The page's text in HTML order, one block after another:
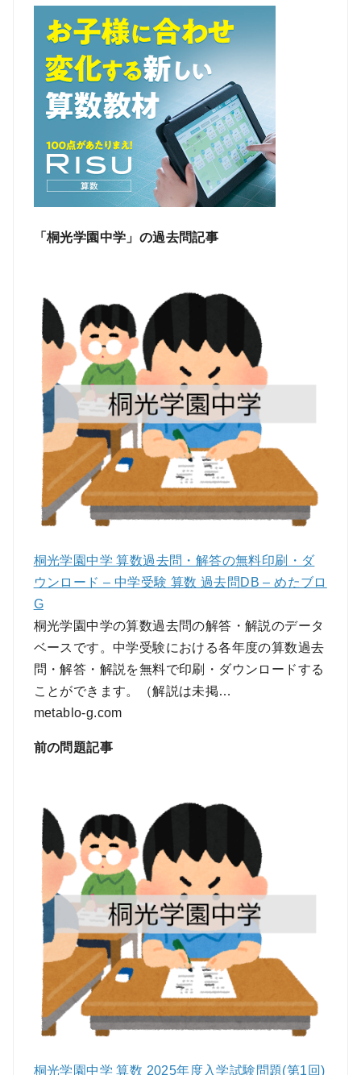
「桐光学園中学」の過去問記事
桐光学園中学 算数過去問・解答の無料印刷・ダ
ウンロード – 中学受験 算数 過去問DB – めたブロ
G
桐光学園中学の算数過去問の解答・解説のデータ
ベースです。中学受験における各年度の算数過去
問・解答・解説を無料で印刷・ダウンロードする
ことができます。（解説は未掲…
metablo-g.com
前の問題記事
桐光学園中学 算数 2025年度入学試験問題(第1回)